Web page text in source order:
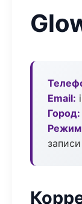
Email:
Город:
Режим
записи